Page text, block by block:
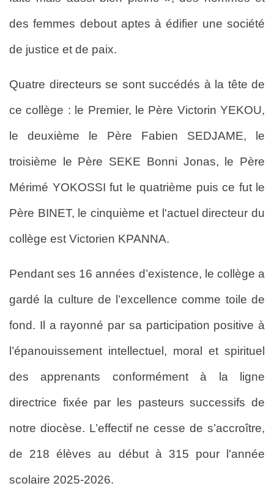
des femmes debout aptes à édifier une société
de justice et de paix.
Quatre directeurs se sont succédés à la tête de
ce collège : le Premier, le Père Victorin YEKOU,
le deuxième le Père Fabien SEDJAME, le
troisième le Père SEKE Bonni Jonas, le Père
Mérimé YOKOSSI fut le quatrième puis ce fut le
Père BINET, le cinquième et l'actuel directeur du
collège est Victorien KPANNA.
Pendant ses 16 années d’existence, le collège a
gardé la culture de l’excellence comme toile de
fond. Il a rayonné par sa participation positive à
l’épanouissement intellectuel, moral et spirituel
des apprenants conformément à la ligne
directrice fixée par les pasteurs successifs de
notre diocèse. L’effectif ne cesse de s’accroître,
de 218 élèves au début à 315 pour l'année
scolaire 2025-2026.